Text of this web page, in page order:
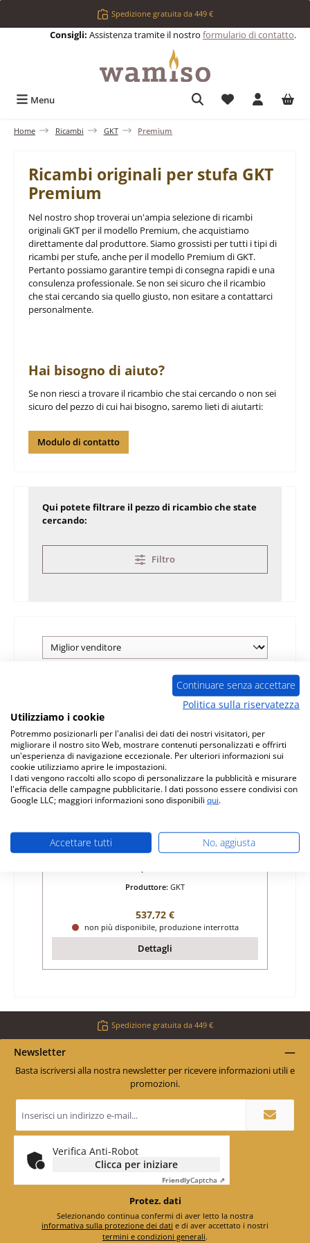
Passa al contenuto principaleSpedizione gratuita da 449 €
Consigli: Assistenza tramite il nostro formulario di contatto.
Menu Hai 0 articoli
Home Ricambi GKT Premium
Ricambi originali per stufa GKT
Premium
Nel nostro shop troverai un'ampia selezione di ricambi
originali GKT per il modello Premium, che acquistiamo
direttamente dal produttore. Siamo grossisti per tutti i tipi di
ricambi per stufe, anche per il modello Premium di GKT.
Pertanto possiamo garantire tempi di consegna rapidi e una
consulenza professionale. Se non sei sicuro che il ricambio
che stai cercando sia quello giusto, non esitare a contattarci
personalmente.
Hai bisogno di aiuto?
Se non riesci a trovare il ricambio che stai cercando o non sei
sicuro del pezzo di cui hai bisogno, saremo lieti di aiutarti:
Modulo di contatto
Qui potete filtrare il pezzo di ricambio che state
cercando:
Filtro
GKT Premium vetro
Produttore: GKT
Prezzo normale:
537,72 €
non più disponibile, produzione interrotta
Dettagli
Spedizione gratuita da 449 €
Newsletter
Basta iscriversi alla nostra newsletter per ricevere informazioni utili e
promozioni.
e-
mail
*
Verifica Anti-Robot
Clicca per iniziare
FriendlyCaptcha ⇗
Protez. dati
informativa sulla protezione dei dati
termini e condizioni generali.
Continuare senza accettare
Politica sulla riservatezza
Utilizziamo i cookie
Potremmo posizionarli per l'analisi dei dati dei nostri visitatori, per
migliorare il nostro sito Web, mostrare contenuti personalizzati e offrirti
un'esperienza di navigazione eccezionale. Per ulteriori informazioni sui
cookie utilizziamo aprire le impostazioni.
I dati vengono raccolti allo scopo di personalizzare la pubblicità e misurare
l'efficacia delle campagne pubblicitarie. I dati possono essere condivisi con
Google LLC; maggiori informazioni sono disponibili qui.
Accettare tutti No, aggiusta